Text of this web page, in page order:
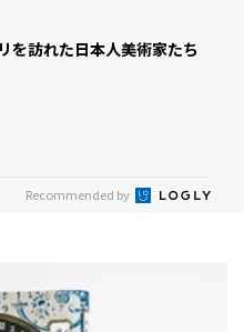
を訪れた日本人美術家たち
Recommended by